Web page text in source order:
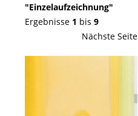
"Einzelaufzeichnung"
Ergebnisse 1 bis 9
Nächste Seite